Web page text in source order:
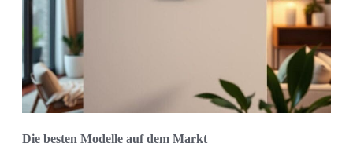
Die besten Modelle auf dem Markt